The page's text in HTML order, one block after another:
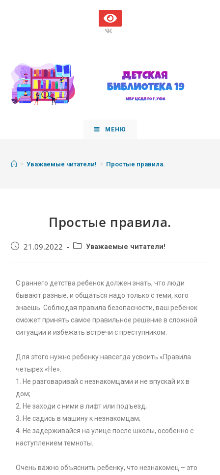
МЕНЮ
> Уважаемые читатели! > Простые правила.
Простые правила.
21.09.2022 Уважаемые читатели!
С раннего детства ребенок должен знать, что люди
бывают разные, и общаться надо только с теми, кого
знаешь. Соблюдая правила безопасности, ваш ребенок
сможет принять самое правильное решение в сложной
ситуации и избежать встречи с преступником.
Для этого нужно ребенку навсегда усвоить «Правила
четырех «Не»:
1. Не разговаривай с незнакомцами и не впускай их в
дом;
2. Не заходи с ними в лифт или подъезд;
3. Не садись в машину к незнакомцам;
4. Не задерживайся на улице после школы, особенно с
наступлением темноты.
Очень важно объяснить ребенку, что незнакомец – это